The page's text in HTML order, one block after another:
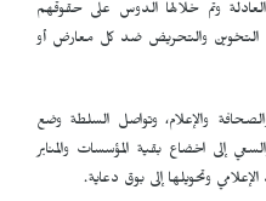
وتم خلالها الدوس على حقوقهم
التخوين والتحريض ضد كل معارض أو
والإعلام، وتواصل السلطة وضع
إلى اخضاع بقية المؤسسات والمنابر
وتحويلها إلى بوق دعاية.